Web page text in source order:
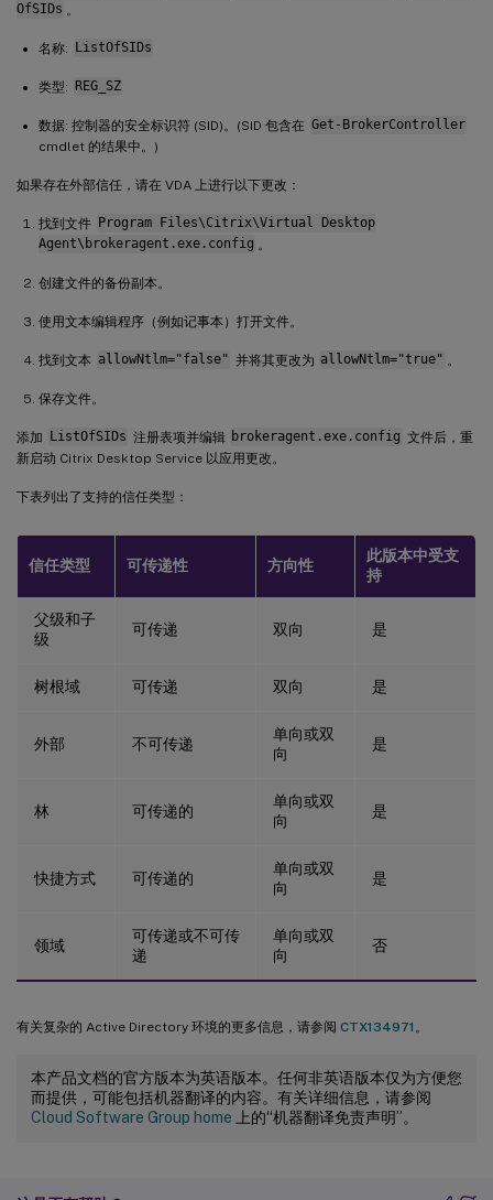
OfSIDs 。
名称: ListOfSIDs
类型: REG_SZ
数据: 控制器的安全标识符 (SID)。(SID 包含在 Get-BrokerController
cmdlet 的结果中。)
如果存在外部信任，请在 VDA 上进行以下更改：
找到文件 Program Files\Citrix\Virtual Desktop
Agent\brokeragent.exe.config 。
创建文件的备份副本。
使用文本编辑程序（例如记事本）打开文件。
找到文本 allowNtlm="false" 并将其更改为 allowNtlm="true" 。
保存文件。
添加 ListOfSIDs 注册表项并编辑 brokeragent.exe.config 文件后，重
新启动 Citrix Desktop Service 以应用更改。
下表列出了支持的信任类型：
信任类型 可传递性 方向性
此版本中受支
持
父级和子
级
可传递 双向 是
树根域 可传递 双向 是
外部 不可传递
单向或双
向
是
林 可传递的
单向或双
向
是
快捷方式 可传递的
单向或双
向
是
领域
可传递或不可传
递
单向或双
向
否
有关复杂的 Active Directory 环境的更多信息，请参阅 CTX134971 。
本产品文档的官方版本为英语版本。任何非英语版本仅为方便您
而提供，可能包括机器翻译的内容。有关详细信息，请参阅
Cloud Software Group home 上的“机器翻译免责声明”。